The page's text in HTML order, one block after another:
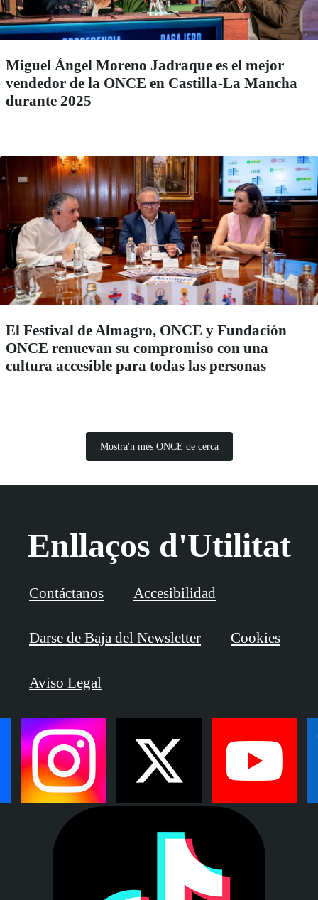
Miguel Ángel Moreno Jadraque es el mejor
vendedor de la ONCE en Castilla-La Mancha
durante 2025
El Festival de Almagro, ONCE y Fundación
ONCE renuevan su compromiso con una
cultura accesible para todas las personas
Mostra'n més ONCE de cerca
Enllaços d'Utilitat
Contáctanos Accesibilidad
Darse de Baja del Newsletter Cookies
Aviso Legal